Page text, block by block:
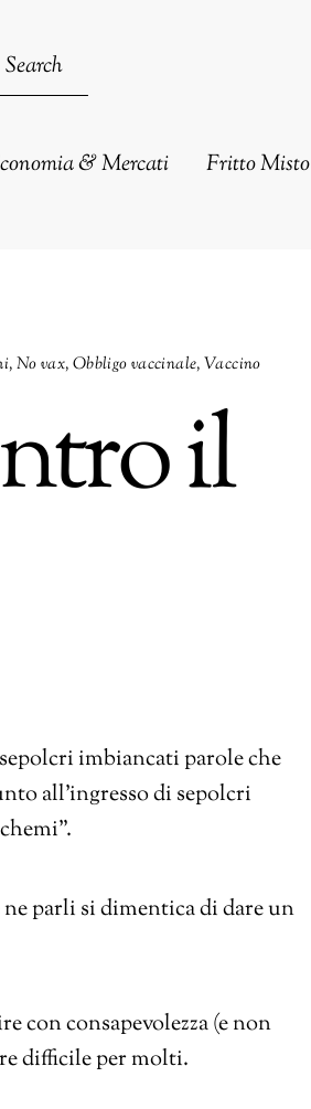
& Mercati Fritto Misto
,No vax,Obbligo vaccinale,Vaccino
il
imbiancati parole che
all’ingresso di sepolcri
parli si dimentica di dare un
con consapevolezza (e non
difficile per molti.